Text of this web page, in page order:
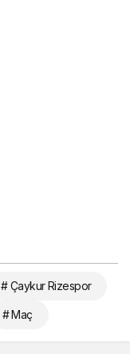
# Çaykur Rizespor
# Maç